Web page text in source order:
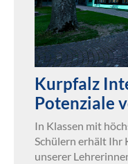
Kurpfalz
Potenziale
In Klassen mit
Schülern erhält Ihr
unserer